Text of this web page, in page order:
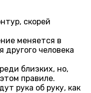
скорей
меняется в
человека
близких, но,
правиле.
рука об руку, как